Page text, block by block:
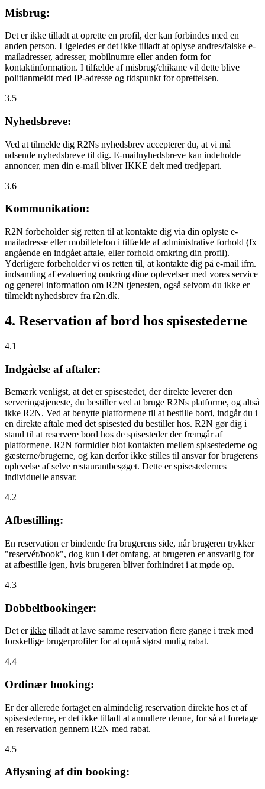
Misbrug:
Det er ikke tilladt at oprette en profil, der kan forbindes med en
anden person. Ligeledes er det ikke tilladt at oplyse andres/falske e-
mailadresser, adresser, mobilnumre eller anden form for
kontaktinformation. I tilfælde af misbrug/chikane vil dette blive
politianmeldt med IP-adresse og tidspunkt for oprettelsen.
3.5
Nyhedsbreve:
Ved at tilmelde dig R2Ns nyhedsbrev accepterer du, at vi må
udsende nyhedsbreve til dig. E-mailnyhedsbreve kan indeholde
annoncer, men din e-mail bliver IKKE delt med tredjepart.
3.6
Kommunikation:
R2N forbeholder sig retten til at kontakte dig via din oplyste e-
mailadresse eller mobiltelefon i tilfælde af administrative forhold (fx
angående en indgået aftale, eller forhold omkring din profil).
Yderligere forbeholder vi os retten til, at kontakte dig på e-mail ifm.
indsamling af evaluering omkring dine oplevelser med vores service
og generel information om R2N tjenesten, også selvom du ikke er
tilmeldt nyhedsbrev fra r2n.dk.
4. Reservation af bord hos spisestederne
4.1
Indgåelse af aftaler:
Bemærk venligst, at det er spisestedet, der direkte leverer den
serveringstjeneste, du bestiller ved at bruge R2Ns platforme, og altså
ikke R2N. Ved at benytte platformene til at bestille bord, indgår du i
en direkte aftale med det spisested du bestiller hos. R2N gør dig i
stand til at reservere bord hos de spisesteder der fremgår af
platformene. R2N formidler blot kontakten mellem spisestederne og
gæsterne/brugerne, og kan derfor ikke stilles til ansvar for brugerens
oplevelse af selve restaurantbesøget. Dette er spisestedernes
individuelle ansvar.
4.2
Afbestilling:
En reservation er bindende fra brugerens side, når brugeren trykker
"reservér/book", dog kun i det omfang, at brugeren er ansvarlig for
at afbestille igen, hvis brugeren bliver forhindret i at møde op.
4.3
Dobbeltbookinger:
Det erikke tilladt at lave samme reservation flere gange i træk med
forskellige brugerprofiler for at opnå størst mulig rabat.
4.4
Ordinær booking:
Er der allerede fortaget en almindelig reservation direkte hos et af
spisestederne, er det ikke tilladt at annullere denne, for så at foretage
en reservation gennem R2N med rabat.
4.5
Aflysning af din booking: